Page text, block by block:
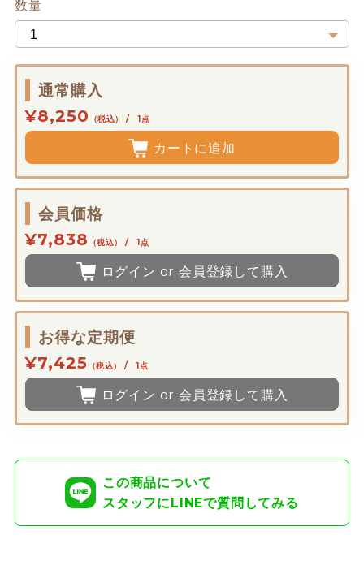
数量
通常購入
¥8,250 （税込） / 1点
カートに追加
会員価格
¥7,838 （税込） / 1点
ログイン or 会員登録して購入
お得な定期便
¥7,425 （税込） / 1点
ログイン or 会員登録して購入
この商品について
スタッフにLINEで質問してみる